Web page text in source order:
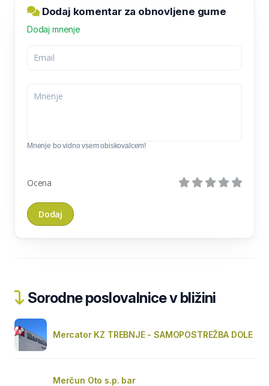
Dodaj komentar za obnovljene gume
Dodaj mnenje
Mnenje bo vidno vsem obiskovalcem!
Ocena
Sorodne poslovalnice v bližini
Mercator KZ TREBNJE - SAMOPOSTREŽBA DOLE
Merčun Oto s.p. bar